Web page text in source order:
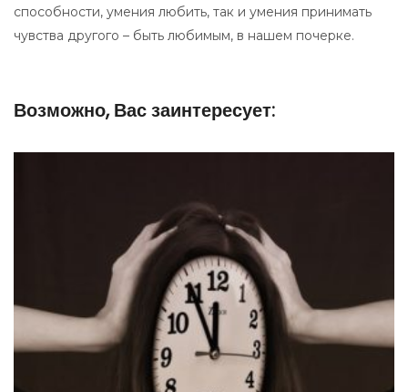
способности, умения любить, так и умения принимать
чувства другого – быть любимым, в нашем почерке.
Возможно, Вас заинтересует: